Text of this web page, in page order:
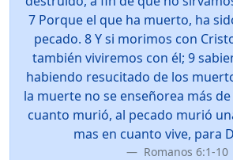
7 Porque el que ha muerto, ha
pecado. 8 Y si morimos con
también viviremos con él; 9
habiendo resucitado de los
la muerte no se enseñorea más
cuanto murió, al pecado murió
mas en cuanto vive, para
Romanos 6:1-10